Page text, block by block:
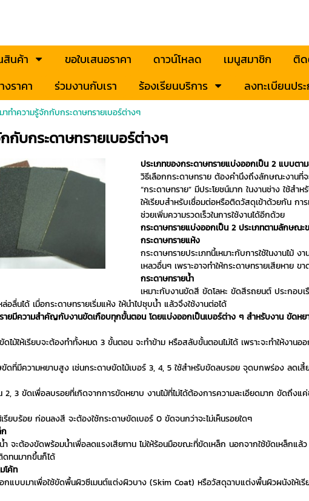
สินค้า ขอใบเสนอราคา ดาวน์โหลด เมนูสมาชิก ติด
งราคา ร่วมงานกับเรา ร้องเรียนบริการ ลงทะเบียนปร
มาทำความรู้จักกับกระดาษทรายเบอร์ต่างๆ
กับกระดาษทรายเบอร์ต่างๆ
ประเภทของกระดาษทรายแบ่งออกเป็น 2 แบบตา
วิธีเลือกกระดาษทราย ต้องคำนึงถึงลักษณะงานที่จ
“กระดาษทราย” มีประโยชน์มาก ในงานช่าง ใช้ส
ให้เรียบสำหรับเชื่อมต่อหรือติดวัสดุเข้าด้วยกัน กา
ช่วยเพิ่มความรวดเร็วในการใช้งานได้อีกด้วย
กระดาษทรายแบ่งออกเป็น 2 ประเภทตามลักษณะ
กระดาษทรายแห้ง
กระดาษทรายประเภทนี้เหมาะกับการใช้ในงานไม้
เหลวอื่นๆ เพราะอาจทำให้กระดาษทรายเสียหาย ข
กระดาษทรายน้ำ
เหมาะกับงานขัดสี ขัดโลหะ ขัดสีรถยนต์ ประกอบเ
อลื่นได้ เมื่อกระดาษทรายเริ่มแห้ง ให้นำไปชุบน้ำ แล้วจึงใช้งานต่อได้
ยมีความสำคัญกับงานขัดเกือบทุกขั้นตอน โดยแบ่งออกเป็นเบอร์ต่าง ๆ สำหรับงาน ขัดหย
ดไม้ให้เรียบจะต้องทำทั้งหมด 3 ขั้นตอน จะทำข้าม หรือสลับขั้นตอนไม่ได้ เพราะจะทำให้งา
ขัดที่มีความหยาบสูง เช่นกระดาษขัดไม้เบอร์ 3, 4, 5 ใช้สำหรับขัดลบรอย จุดบกพร่อง ลดเสี้
2, 3 ขัดเพื่อลบรอยที่เกิดจากการขัดหยาบ งานไม้ที่ไม่ได้ต้องการความละเอียดมาก ขัดถึง
เรียบร้อย ก่อนลงสี จะต้องใช้กระดาษขัดเบอร์ 0 ขัดจนกว่าจะไม่เห็นรอยใดๆ
ก
ำ จะต้องขัดพร้อมน้ำเพื่อลดแรงเสียทาน ไม่ให้ร้อนมือขณะที่ขัดเหล็ก นอกจากใช้ขัดเหล็ก
ดทนมากขึ้นก็ได้
โค้ท
กแบบมาเพื่อใช้ขัดพื้นผิวซีเมนต์แต่งผิวบาง (Skim Coat) หรือวัสดุฉาบแต่งพื้นผิวผนังให้เรี